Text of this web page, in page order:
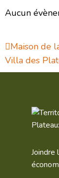
Aucun
Maison de
Villa des
Joindre